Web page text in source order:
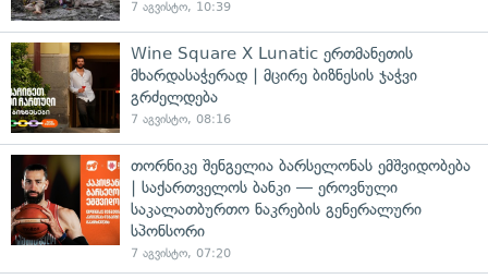
7 აგვისტო, 10:39
Wine Square X Lunatic ერთმანეთის
მხარდასაჭერად | მცირე ბიზნესის ჯაჭვი
გრძელდება
7 აგვისტო, 08:16
თორნიკე შენგელია ბარსელონას ემშვიდობება
| საქართველოს ბანკი — ეროვნული
საკალათბურთო ნაკრების გენერალური
სპონსორი
7 აგვისტო, 07:20